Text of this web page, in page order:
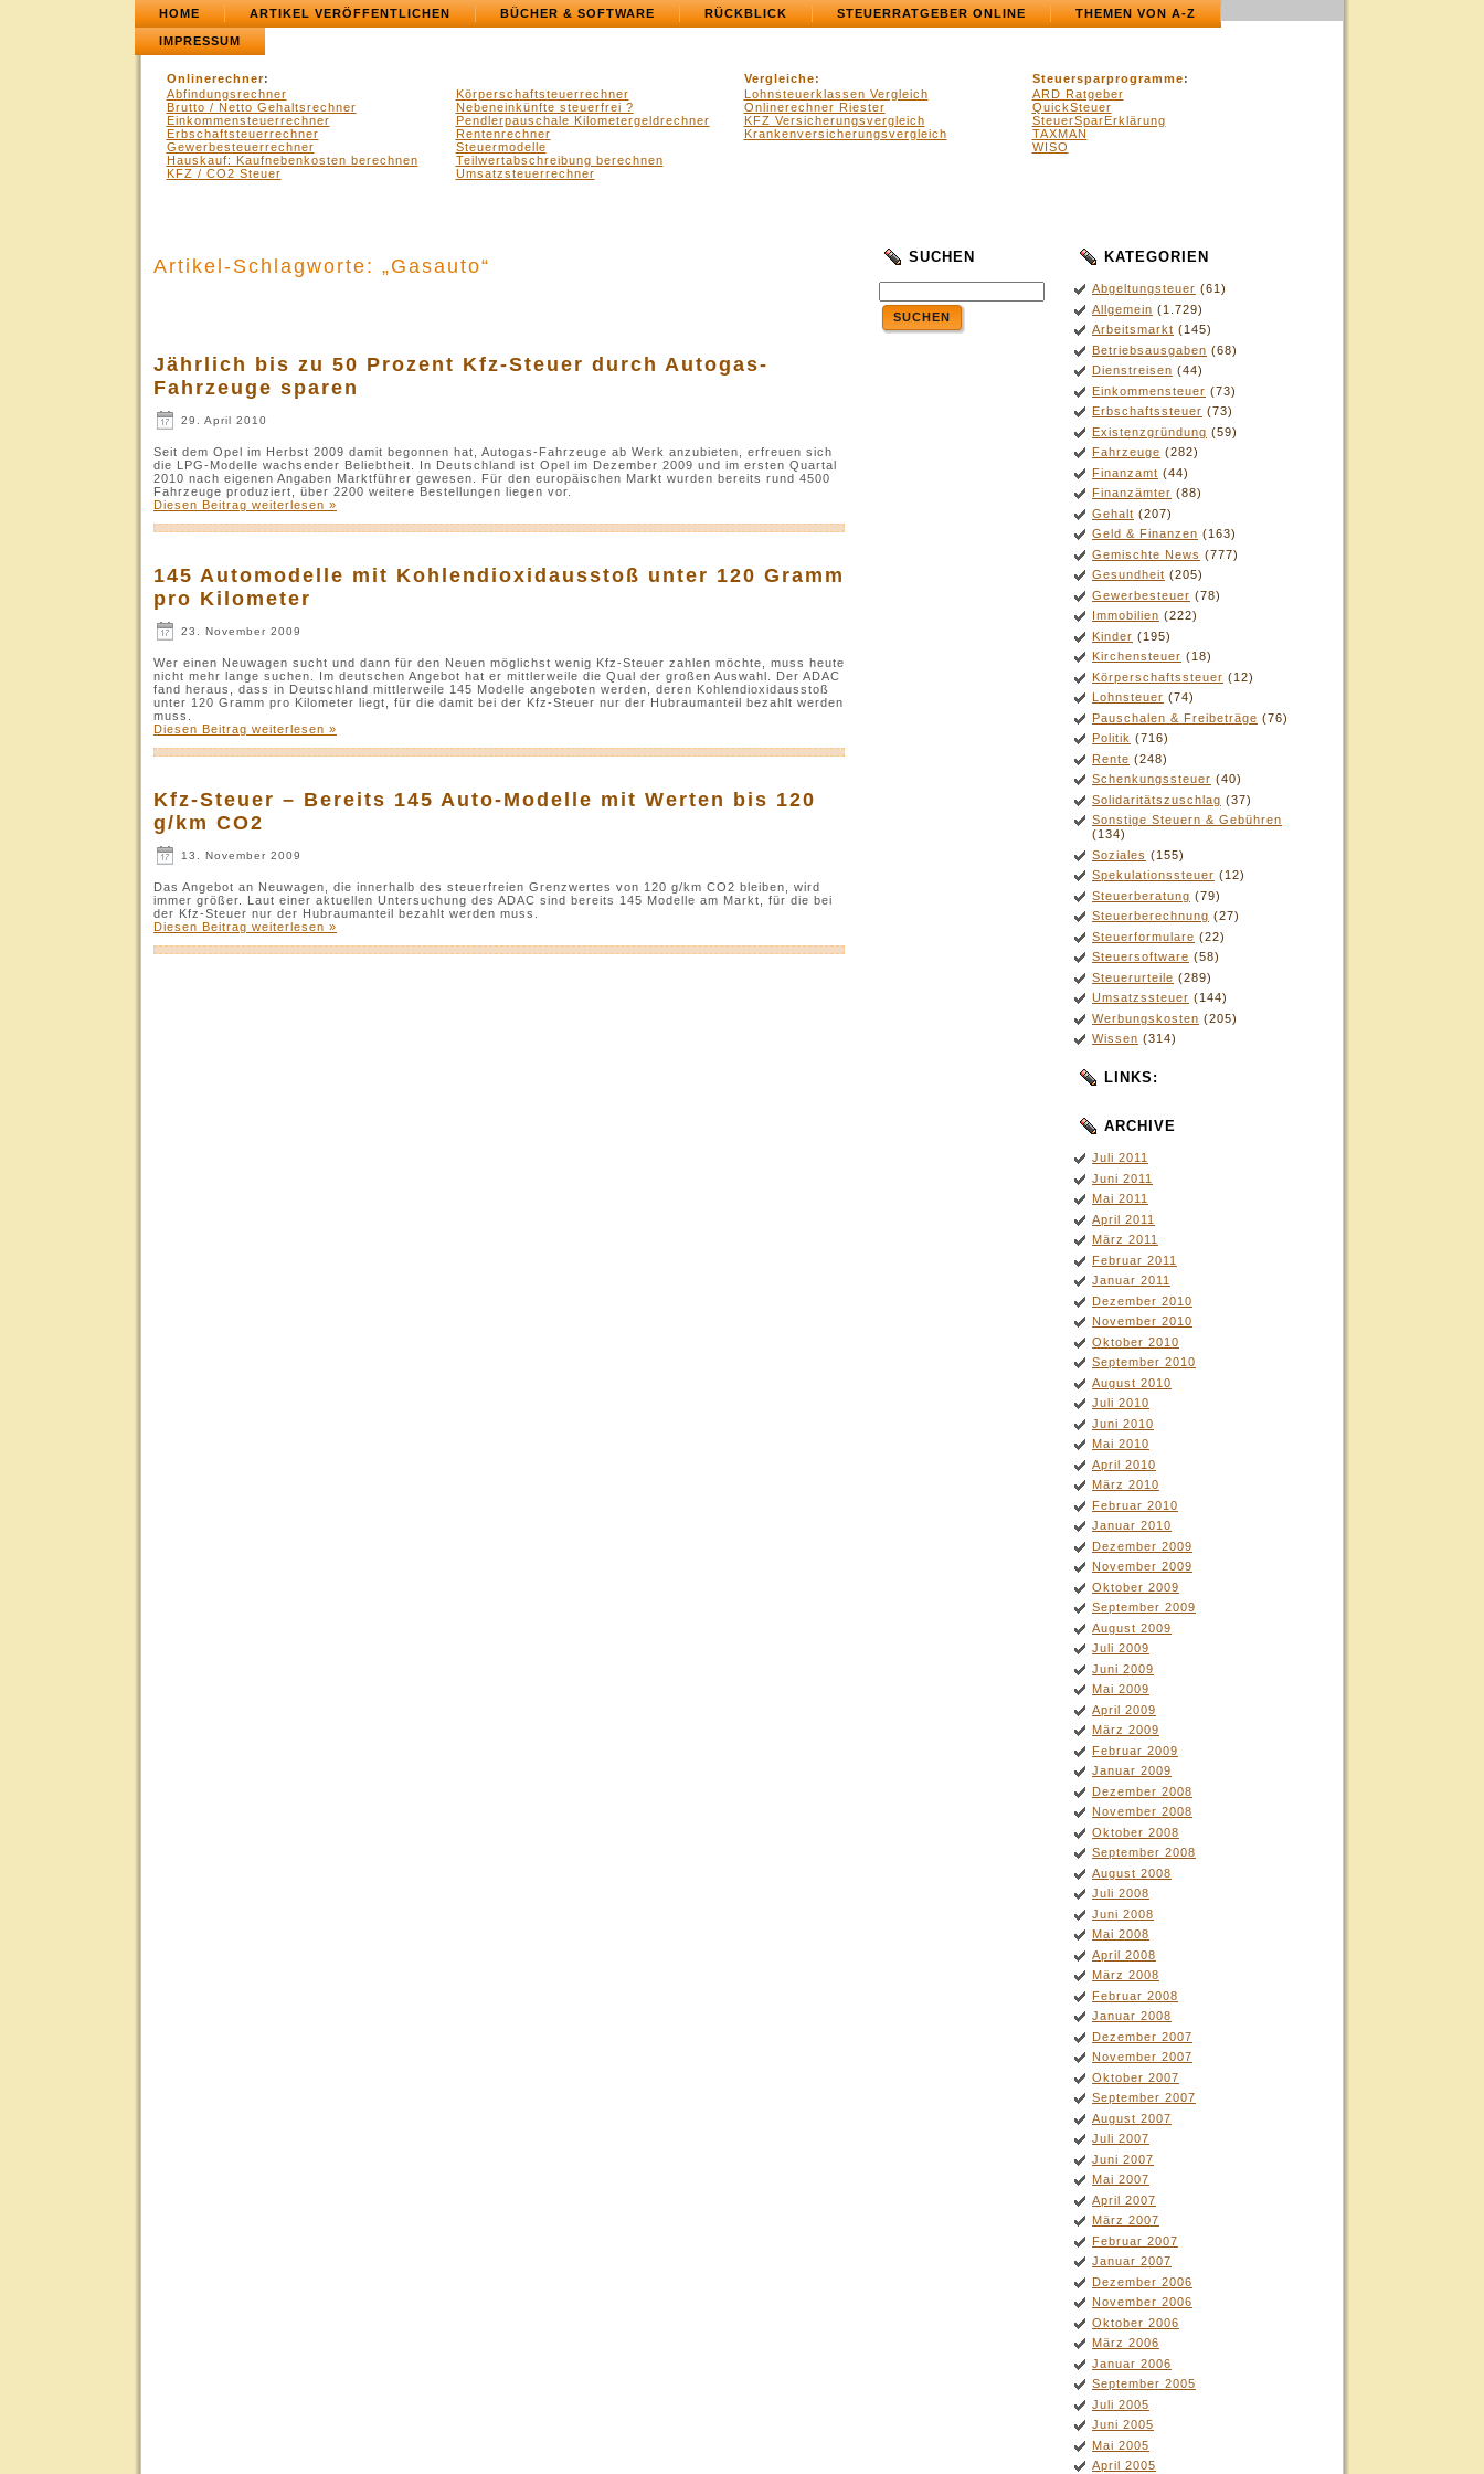
HOME ARTIKEL VERÖFFENTLICHEN BÜCHER & SOFTWARE RÜCKBLICK STEUERRATGEBER ONLINE THEMEN VON A-Z
IMPRESSUM
Onlinerechner: Vergleiche: Steuersparprogramme:
Abfindungsrechner
Brutto / Netto Gehaltsrechner
Einkommensteuerrechner
Erbschaftsteuerrechner
Gewerbesteuerrechner
Hauskauf: Kaufnebenkosten berechnen
KFZ / CO2 Steuer
Körperschaftsteuerrechner
Nebeneinkünfte steuerfrei ?
Pendlerpauschale Kilometergeldrechner
Rentenrechner
Steuermodelle
Teilwertabschreibung berechnen
Umsatzsteuerrechner
Lohnsteuerklassen Vergleich
Onlinerechner Riester
KFZ Versicherungsvergleich
Krankenversicherungsvergleich
ARD Ratgeber
QuickSteuer
SteuerSparErklärung
TAXMAN
WISO
Artikel-Schlagworte: „Gasauto“
Jährlich bis zu 50 Prozent Kfz-Steuer durch Autogas-
Fahrzeuge sparen
29. April 2010
Seit dem Opel im Herbst 2009 damit begonnen hat, Autogas-Fahrzeuge ab Werk anzubieten, erfreuen sich
die LPG-Modelle wachsender Beliebtheit. In Deutschland ist Opel im Dezember 2009 und im ersten Quartal
2010 nach eigenen Angaben Marktführer gewesen. Für den europäischen Markt wurden bereits rund 4500
Fahrzeuge produziert, über 2200 weitere Bestellungen liegen vor.
Diesen Beitrag weiterlesen »
145 Automodelle mit Kohlendioxidausstoß unter 120 Gramm
pro Kilometer
23. November 2009
Wer einen Neuwagen sucht und dann für den Neuen möglichst wenig Kfz-Steuer zahlen möchte, muss heute
nicht mehr lange suchen. Im deutschen Angebot hat er mittlerweile die Qual der großen Auswahl. Der ADAC
fand heraus, dass in Deutschland mittlerweile 145 Modelle angeboten werden, deren Kohlendioxidausstoß
unter 120 Gramm pro Kilometer liegt, für die damit bei der Kfz-Steuer nur der Hubraumanteil bezahlt werden
muss.
Diesen Beitrag weiterlesen »
Kfz-Steuer – Bereits 145 Auto-Modelle mit Werten bis 120
g/km CO2
13. November 2009
Das Angebot an Neuwagen, die innerhalb des steuerfreien Grenzwertes von 120 g/km CO2 bleiben, wird
immer größer. Laut einer aktuellen Untersuchung des ADAC sind bereits 145 Modelle am Markt, für die bei
der Kfz-Steuer nur der Hubraumanteil bezahlt werden muss.
Diesen Beitrag weiterlesen »
SUCHEN
SUCHEN
KATEGORIEN
Abgeltungsteuer (61)
Allgemein (1.729)
Arbeitsmarkt (145)
Betriebsausgaben (68)
Dienstreisen (44)
Einkommensteuer (73)
Erbschaftssteuer (73)
Existenzgründung (59)
Fahrzeuge (282)
Finanzamt (44)
Finanzämter (88)
Gehalt (207)
Geld & Finanzen (163)
Gemischte News (777)
Gesundheit (205)
Gewerbesteuer (78)
Immobilien (222)
Kinder (195)
Kirchensteuer (18)
Körperschaftssteuer (12)
Lohnsteuer (74)
Pauschalen & Freibeträge (76)
Politik (716)
Rente (248)
Schenkungssteuer (40)
Solidaritätszuschlag (37)
Sonstige Steuern & Gebühren
(134)
Soziales (155)
Spekulationssteuer (12)
Steuerberatung (79)
Steuerberechnung (27)
Steuerformulare (22)
Steuersoftware (58)
Steuerurteile (289)
Umsatzssteuer (144)
Werbungskosten (205)
Wissen (314)
LINKS:
ARCHIVE
Juli 2011
Juni 2011
Mai 2011
April 2011
März 2011
Februar 2011
Januar 2011
Dezember 2010
November 2010
Oktober 2010
September 2010
August 2010
Juli 2010
Juni 2010
Mai 2010
April 2010
März 2010
Februar 2010
Januar 2010
Dezember 2009
November 2009
Oktober 2009
September 2009
August 2009
Juli 2009
Juni 2009
Mai 2009
April 2009
März 2009
Februar 2009
Januar 2009
Dezember 2008
November 2008
Oktober 2008
September 2008
August 2008
Juli 2008
Juni 2008
Mai 2008
April 2008
März 2008
Februar 2008
Januar 2008
Dezember 2007
November 2007
Oktober 2007
September 2007
August 2007
Juli 2007
Juni 2007
Mai 2007
April 2007
März 2007
Februar 2007
Januar 2007
Dezember 2006
November 2006
Oktober 2006
März 2006
Januar 2006
September 2005
Juli 2005
Juni 2005
Mai 2005
April 2005